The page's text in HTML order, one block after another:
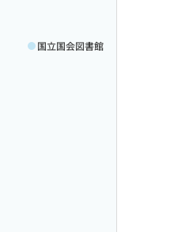
国立国会図書館